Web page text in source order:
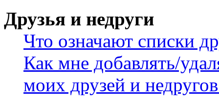
Друзья и недруги
Что означают списки
Как мне добавлять/
моих друзей и